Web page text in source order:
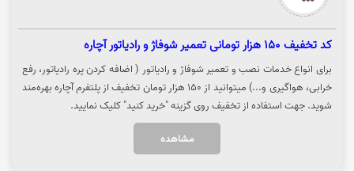
کد تخفیف 150 هزار تومانی تعمیر شوفاژ و رادیاتور آچاره
برای انواع خدمات نصب و تعمیر شوفاژ و رادیاتور ( اضافه کردن پره رادیاتور، رفع
خرابی، هواگیری و...) میتوانید از 150 هزار تومان تخفیف از پلتفرم آچاره بهره‌مند
شوید. جهت استفاده از تخفیف روی گزینه "خرید کنید" کلیک نمایید.
مشاهده